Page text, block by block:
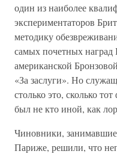
один из наиболее
экспериментаторов
методику
самых почетных наград
американской
«За заслуги». Но
столько это, сколько
был не кто иной, как
Чиновники,
Париже, решили, что